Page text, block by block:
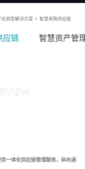
化转型解决方案 > 智慧采购供应链
应链 智慧资产管
一体化供应链管理服务，纵向涵